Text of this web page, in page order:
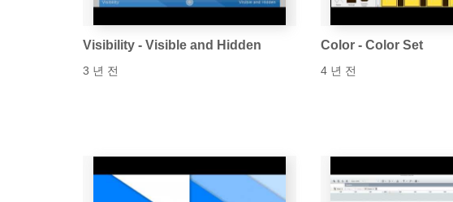
Visibility - Visible and Hidden
3 년 전
Color - Color Set
4 년 전